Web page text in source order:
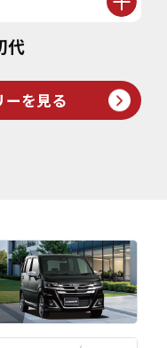
代
ーを見る